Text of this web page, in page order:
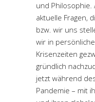
und Philosophie.
aktuelle Fragen,
bzw. wir uns
wir in
Krisenzeiten
gründlich
jetzt während
Pandemie – mit